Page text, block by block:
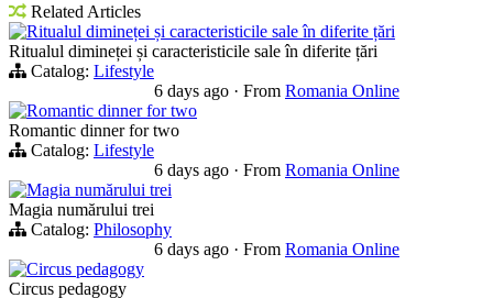
Related Articles
Ritualul dimineței și caracteristicile sale în diferite țări
Ritualul dimineței și caracteristicile sale în diferite țări
Catalog: Lifestyle
6 days ago · From Romania Online
Romantic dinner for two
Romantic dinner for two
Catalog: Lifestyle
6 days ago · From Romania Online
Magia numărului trei
Magia numărului trei
Catalog: Philosophy
6 days ago · From Romania Online
Circus pedagogy
Circus pedagogy